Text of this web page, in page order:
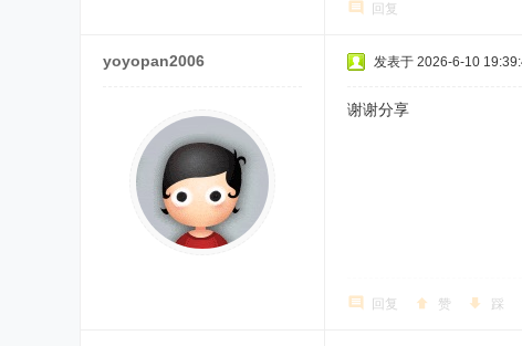
回复
yoyopan2006 发表于 2026-6-10
谢谢分享
回复 赞 踩